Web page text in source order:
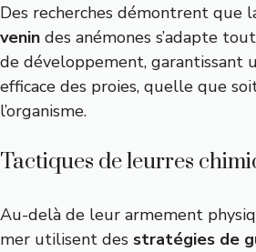
Des recherches démontrent que
venin des anémones s’adapte
de développement, garantissant
efficace des proies, quelle que
l’organisme.
Tactiques de leurres
Au-delà de leur armement
mer utilisent des stratégies de